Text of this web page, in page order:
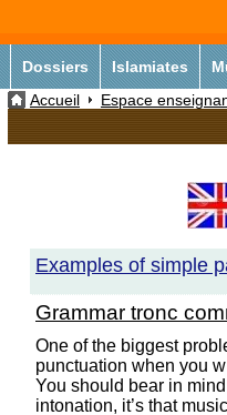
Dossiers Islamiates
Accueil Espace
Examples of simple
Grammar tronc
One of the biggest
punctuation when you
You should bear in
intonation, it’s that